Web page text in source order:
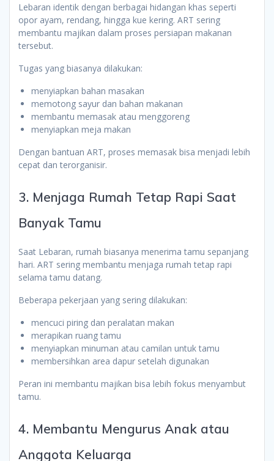
Lebaran identik dengan berbagai hidangan khas seperti
opor ayam, rendang, hingga kue kering. ART sering
membantu majikan dalam proses persiapan makanan
tersebut.
Tugas yang biasanya dilakukan:
menyiapkan bahan masakan
memotong sayur dan bahan makanan
membantu memasak atau menggoreng
menyiapkan meja makan
Dengan bantuan ART, proses memasak bisa menjadi lebih
cepat dan terorganisir.
3. Menjaga Rumah Tetap Rapi Saat
Banyak Tamu
Saat Lebaran, rumah biasanya menerima tamu sepanjang
hari. ART sering membantu menjaga rumah tetap rapi
selama tamu datang.
Beberapa pekerjaan yang sering dilakukan:
mencuci piring dan peralatan makan
merapikan ruang tamu
menyiapkan minuman atau camilan untuk tamu
membersihkan area dapur setelah digunakan
Peran ini membantu majikan bisa lebih fokus menyambut
tamu.
4. Membantu Mengurus Anak atau
Anggota Keluarga